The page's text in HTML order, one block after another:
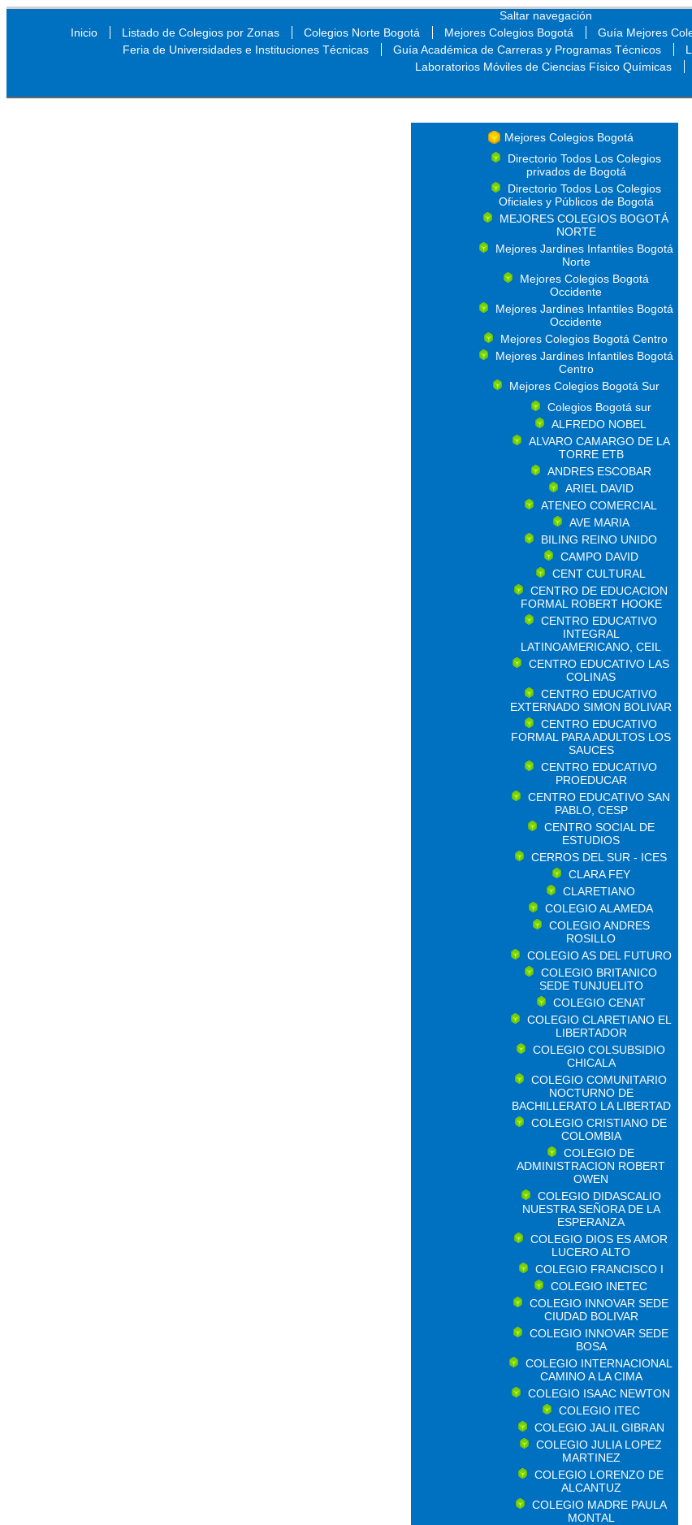
Saltar navegación
Inicio
Listado de Colegios por Zonas Colegios Norte Bogotá Mejores Colegios Bogotá Guía Mejores
Feria de Universidades e Instituciones Técnicas
Guía Académica de Carreras y Programas Técnicos
Laboratorios Móviles de Ciencias Físico Químicas
Mejores Colegios Bogotá
Directorio Todos Los Colegios
privados de Bogotá
Directorio Todos Los Colegios
Oficiales y Públicos de Bogotá
MEJORES COLEGIOS BOGOTÁ
NORTE
Mejores Jardines Infantiles Bogotá
Norte
Mejores Colegios Bogotá
Occidente
Mejores Jardines Infantiles Bogotá
Occidente
Mejores Colegios Bogotá Centro
Mejores Jardines Infantiles Bogotá
Centro
Mejores Colegios Bogotá Sur
Colegios Bogotá sur
ALFREDO NOBEL
ALVARO CAMARGO DE LA
TORRE ETB
ANDRES ESCOBAR
ARIEL DAVID
ATENEO COMERCIAL
AVE MARIA
BILING REINO UNIDO
CAMPO DAVID
CENT CULTURAL
CENTRO DE EDUCACION
FORMAL ROBERT HOOKE
CENTRO EDUCATIVO
INTEGRAL
LATINOAMERICANO, CEIL
CENTRO EDUCATIVO LAS
COLINAS
CENTRO EDUCATIVO
EXTERNADO SIMON BOLIVAR
CENTRO EDUCATIVO
FORMAL PARA ADULTOS LOS
SAUCES
CENTRO EDUCATIVO
PROEDUCAR
CENTRO EDUCATIVO SAN
PABLO, CESP
CENTRO SOCIAL DE
ESTUDIOS
CERROS DEL SUR - ICES
CLARA FEY
CLARETIANO
COLEGIO ALAMEDA
COLEGIO ANDRES
ROSILLO
COLEGIO AS DEL FUTURO
COLEGIO BRITANICO
SEDE TUNJUELITO
COLEGIO CENAT
COLEGIO CLARETIANO EL
LIBERTADOR
COLEGIO COLSUBSIDIO
CHICALA
COLEGIO COMUNITARIO
NOCTURNO DE
BACHILLERATO LA LIBERTAD
COLEGIO CRISTIANO DE
COLOMBIA
COLEGIO DE
ADMINISTRACION ROBERT
OWEN
COLEGIO DIDASCALIO
NUESTRA SEÑORA DE LA
ESPERANZA
COLEGIO DIOS ES AMOR
LUCERO ALTO
COLEGIO FRANCISCO I
COLEGIO INETEC
COLEGIO INNOVAR SEDE
CIUDAD BOLIVAR
COLEGIO INNOVAR SEDE
BOSA
COLEGIO INTERNACIONAL
CAMINO A LA CIMA
COLEGIO ISAAC NEWTON
COLEGIO ITEC
COLEGIO JALIL GIBRAN
COLEGIO JULIA LOPEZ
MARTINEZ
COLEGIO LORENZO DE
ALCANTUZ
COLEGIO MADRE PAULA
MONTAL